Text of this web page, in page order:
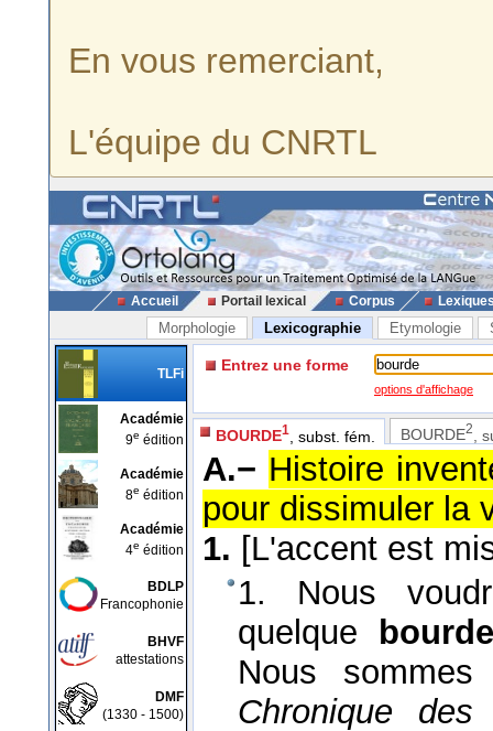
En vous remerciant,
L'équipe du CNRTL
Accueil Portail lexical Corpus
Morphologie Lexicographie Etymologie
TLFi
Académie
9e édition
Académie
8e édition
Académie
4e édition
BDLP
Francophonie
BHVF
attestations
DMF
(1330 - 1500)
Entrez une forme
options d'affichage
BOURDE1 , subst. fém. BOURDE2 ,
A.− Histoire
pour dissimuler la
1. [L'accent est
1. Nous
quelque bourde
Nous
Chronique des